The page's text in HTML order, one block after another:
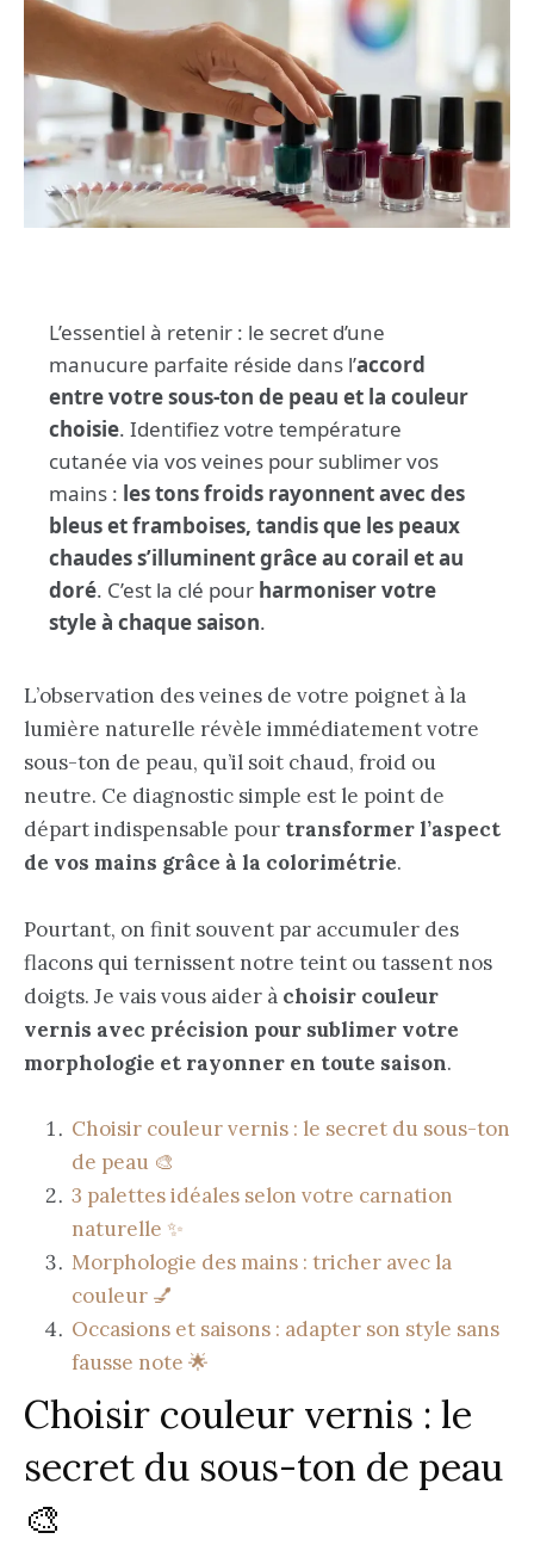
L’essentiel à retenir : le secret d’une
manucure parfaite réside dans l’accord
entre votre sous-ton de peau et la couleur
choisie. Identifiez votre température
cutanée via vos veines pour sublimer vos
mains : les tons froids rayonnent avec des
bleus et framboises, tandis que les peaux
chaudes s’illuminent grâce au corail et au
doré. C’est la clé pour harmoniser votre
style à chaque saison.
L’observation des veines de votre poignet à la
lumière naturelle révèle immédiatement votre
sous-ton de peau, qu’il soit chaud, froid ou
neutre. Ce diagnostic simple est le point de
départ indispensable pour transformer l’aspect
de vos mains grâce à la colorimétrie.
Pourtant, on finit souvent par accumuler des
flacons qui ternissent notre teint ou tassent nos
doigts. Je vais vous aider à choisir couleur
vernis avec précision pour sublimer votre
morphologie et rayonner en toute saison.
Choisir couleur vernis : le secret du sous-ton
de peau 🎨
3 palettes idéales selon votre carnation
naturelle ✨
Morphologie des mains : tricher avec la
couleur 💅
Occasions et saisons : adapter son style sans
fausse note 🌟
Choisir couleur vernis : le
secret du sous-ton de peau
🎨